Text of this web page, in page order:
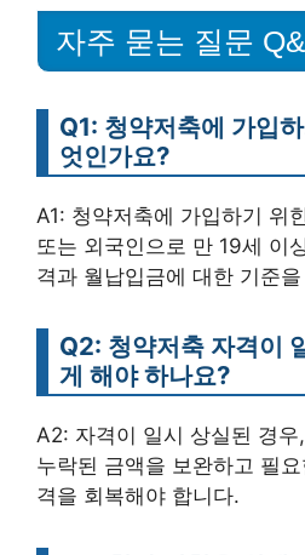
자주 묻는 질문
Q1: 청약저축에 가입
엇인가요?
A1: 청약저축에 가입하기 위
또는 외국인으로 만 19세 이
격과 월납입금에 대한 기준
Q2: 청약저축 자격이
게 해야 하나요?
A2: 자격이 일시 상실된 경
누락된 금액을 보완하고 필
격을 회복해야 합니다.